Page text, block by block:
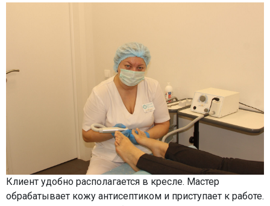
Клиент удобно располагается в кресле. Мастер
обрабатывает кожу антисептиком и приступает к работе.